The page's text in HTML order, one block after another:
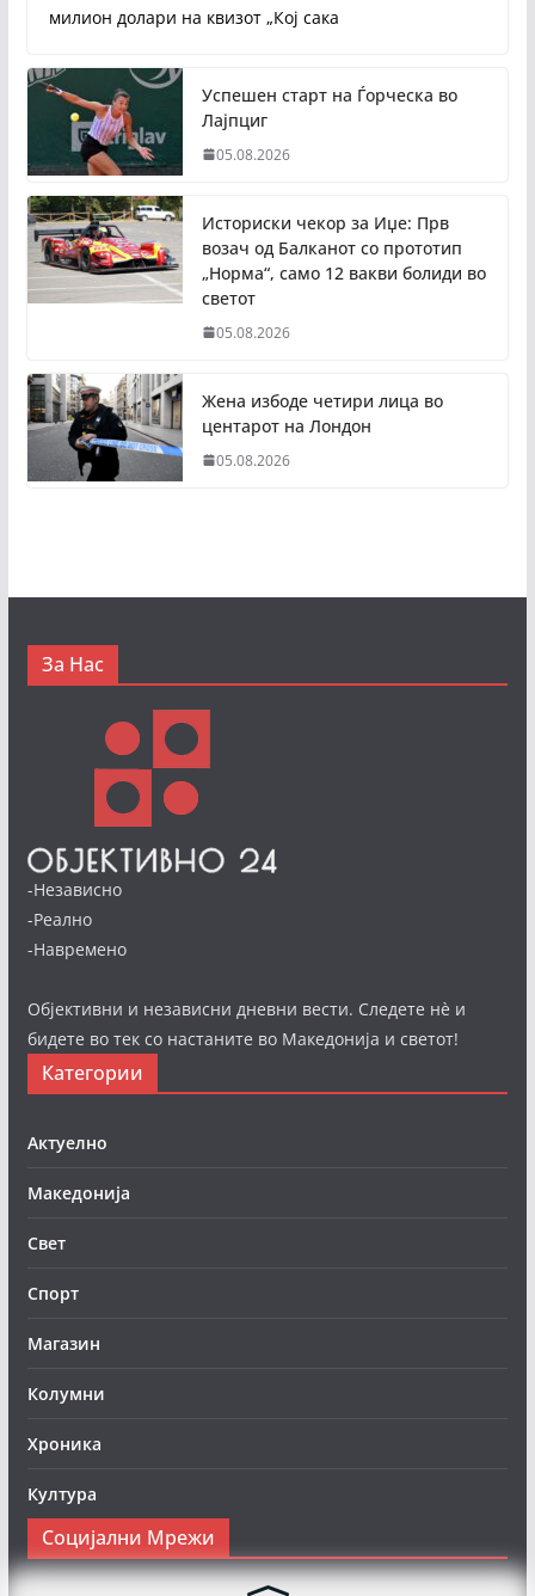
милион долари на квизот „Кој сака
Успешен старт на Ѓорческа во
Лајпциг
05.08.2026
Историски чекор за Иџе: Прв
возач од Балканот со прототип
„Норма“, само 12 вакви болиди во
светот
05.08.2026
Жена избоде четири лица во
центарот на Лондон
05.08.2026
За Нас
-Независно
-Реално
-Навремено
Објективни и независни дневни вести. Следете нè и
бидете во тек со настаните во Македонија и светот!
Категории
Актуелно
Македонија
Свет
Спорт
Магазин
Колумни
Хроника
Култура
Социјални Мрежи